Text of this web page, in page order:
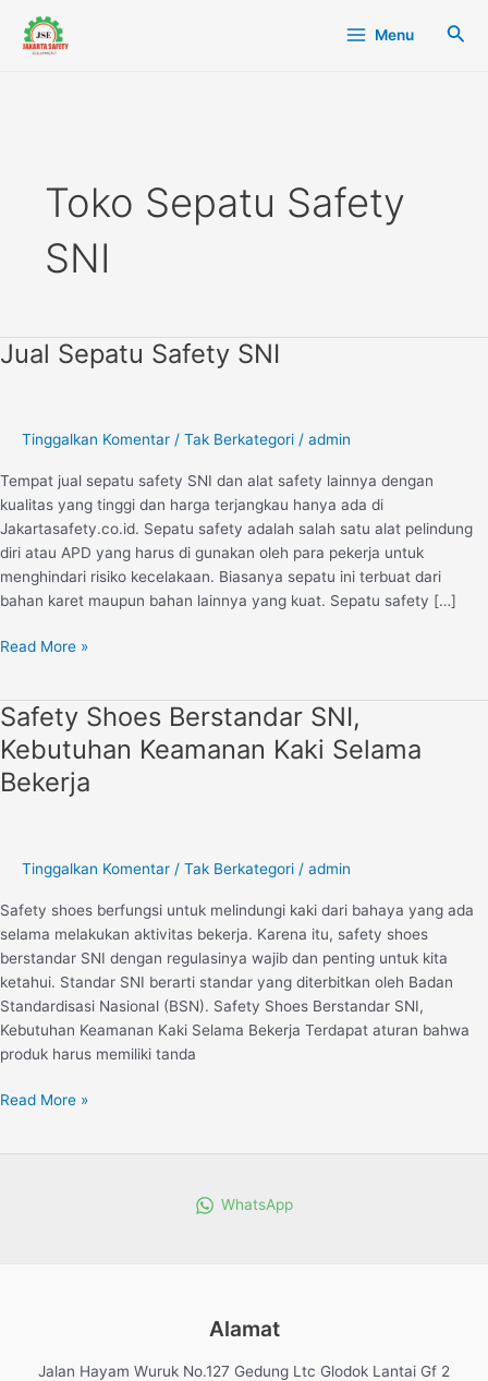
konten
Menu Cari
Toko Sepatu Safety
SNI
Jual Sepatu Safety SNI
Tinggalkan Komentar / Tak Berkategori / admin
Tempat jual sepatu safety SNI dan alat safety lainnya dengan
kualitas yang tinggi dan harga terjangkau hanya ada di
Jakartasafety.co.id. Sepatu safety adalah salah satu alat pelindung
diri atau APD yang harus di gunakan oleh para pekerja untuk
menghindari risiko kecelakaan. Biasanya sepatu ini terbuat dari
bahan karet maupun bahan lainnya yang kuat. Sepatu safety […]
Jual
Read More »
Safety Shoes Berstandar SNI,
Kebutuhan Keamanan Kaki Selama
Bekerja
Tinggalkan Komentar / Tak Berkategori / admin
Safety shoes berfungsi untuk melindungi kaki dari bahaya yang ada
selama melakukan aktivitas bekerja. Karena itu, safety shoes
berstandar SNI dengan regulasinya wajib dan penting untuk kita
ketahui. Standar SNI berarti standar yang diterbitkan oleh Badan
Standardisasi Nasional (BSN). Safety Shoes Berstandar SNI,
Kebutuhan Keamanan Kaki Selama Bekerja Terdapat aturan bahwa
produk harus memiliki tanda
Safety
Shoes
Berstandar
SNI,
Selama
Bekerja
Read More »
WhatsApp
Alamat
Jalan Hayam Wuruk No.127 Gedung Ltc Glodok Lantai Gf 2